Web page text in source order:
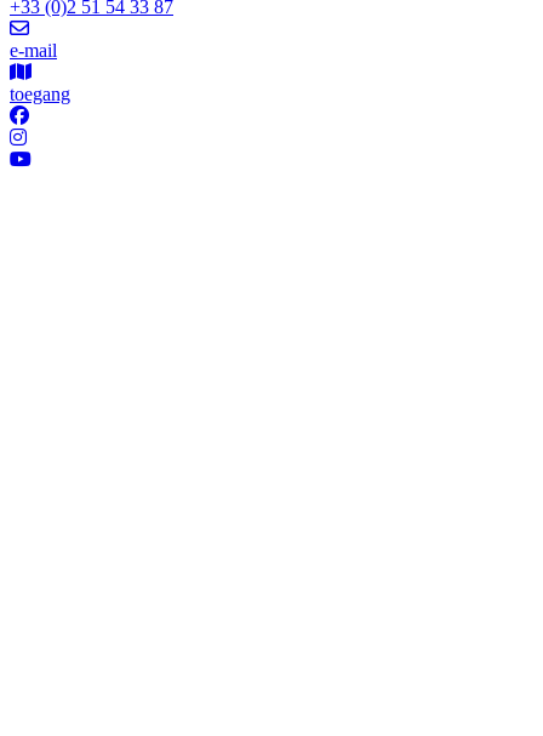
+33 (0)2 51 54 33 87
e-mail
toegang